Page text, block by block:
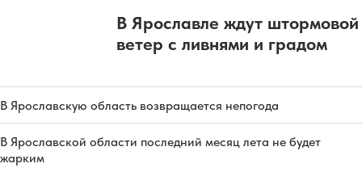
В Ярославле ждут штормовой
ветер с ливнями и градом
В Ярославскую область возвращается непогода
В Ярославской области последний месяц лета не будет
жарким